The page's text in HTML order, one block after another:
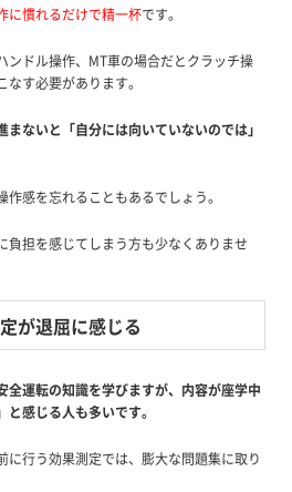
に慣れるだけで精一杯です。
ンドル操作、MT車の場合だとクラッチ操
す必要があります。
ないと「自分には向いていないのでは」
感を忘れることもあるでしょう。
負担を感じてしまう方も少なくありませ
が退屈に感じる
全運転の知識を学びますが、内容が座学中
感じる人も多いです。
に行う効果測定では、膨大な問題集に取り